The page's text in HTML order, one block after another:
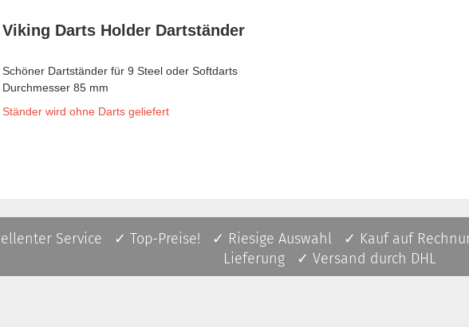
Viking Darts Holder Dartständer
Schöner Dartständer für 9 Steel oder Softdarts
Durchmesser 85 mm
Ständer wird ohne Darts geliefert
Service ✓ Top-Preise! ✓ Riesige Auswahl ✓ Kauf auf
Lieferung ✓ Versand durch DHL